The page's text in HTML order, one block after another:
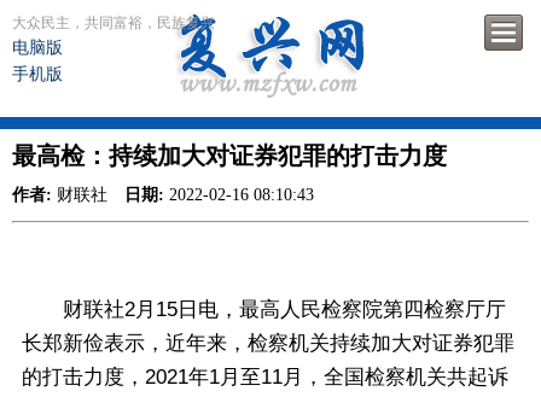
大众民主，共同富裕，民族复兴
电脑版
手机版
最高检：持续加大对证券犯罪的打击力度
作者: 财联社 日期: 2022-02-16 08:10:43
财联社2月15日电，最高人民检察院第四检察厅厅
长郑新俭表示，近年来，检察机关持续加大对证券犯罪
的打击力度，2021年1月至11月，全国检察机关共起诉